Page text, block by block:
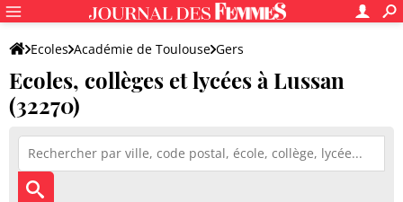
Ecoles Académie de Toulouse Gers
Ecoles, collèges et lycées à Lussan
(32270)